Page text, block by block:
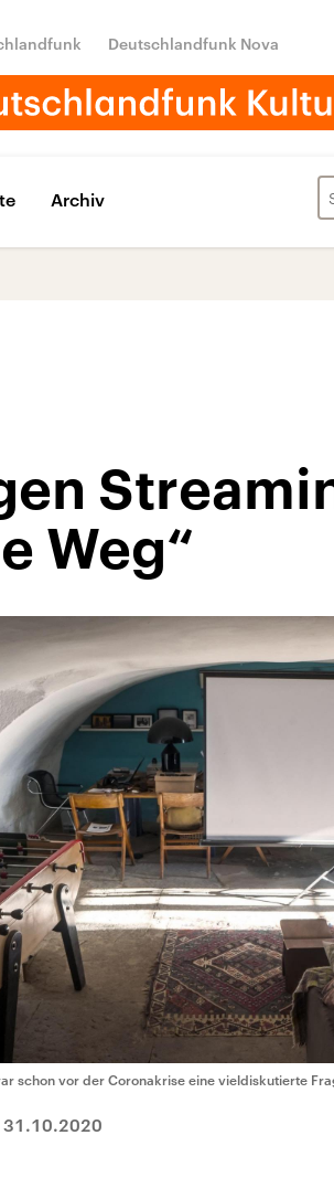
Deutschlandfunk Nova
Archiv
Weg“
schon vor der Coronakrise eine vieldiskutierte
31.10.2020